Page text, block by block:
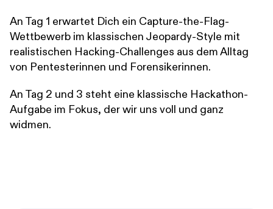
An Tag 1 erwartet Dich ein Capture-the-Flag-
Wettbewerb im klassischen Jeopardy-Style mit
realistischen Hacking-Challenges aus dem Alltag
von Pentesterinnen und Forensikerinnen.
An Tag 2 und 3 steht eine klassische Hackathon-
Aufgabe im Fokus, der wir uns voll und ganz
widmen.